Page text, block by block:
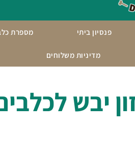
פנסיון ביתי מספרת
מדיניות משלוחים
יבש